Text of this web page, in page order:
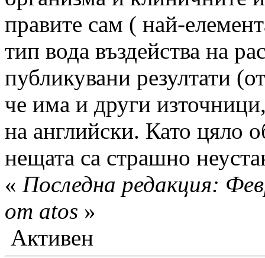
правите сам ( най-
тип вода въздейства на
публикувани резултати
че има и други
на английски. Като цяло
нещата са страшно
« Последна редакция:
от atos »
Активен